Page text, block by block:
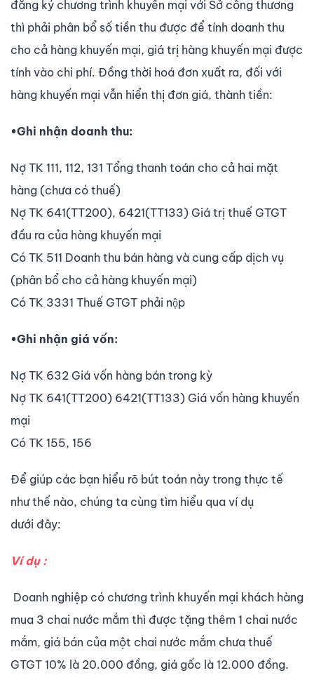
đăng ký chương trình khuyến mại với Sở công thương
thì phải phân bổ số tiền thu được để tính doanh thu
cho cả hàng khuyến mại, giá trị hàng khuyến mại được
tính vào chi phí. Đồng thời hoá đơn xuất ra, đối với
hàng khuyến mại vẫn hiển thị đơn giá, thành tiền:
•Ghi nhận doanh thu:
Nợ TK 111, 112, 131 Tổng thanh toán cho cả hai mặt
hàng (chưa có thuế)
Nợ TK 641(TT200), 6421(TT133) Giá trị thuế GTGT
đầu ra của hàng khuyến mại
Có TK 511 Doanh thu bán hàng và cung cấp dịch vụ
(phân bổ cho cả hàng khuyến mại)
Có TK 3331 Thuế GTGT phải nộp
•Ghi nhận giá vốn:
Nợ TK 632 Giá vốn hàng bán trong kỳ
Nợ TK 641(TT200) 6421(TT133) Giá vốn hàng khuyến
mại
Có TK 155, 156
Để giúp các bạn hiểu rõ bút toán này trong thực tế
như thế nào, chúng ta cùng tìm hiểu qua ví dụ
dưới đây:
Ví dụ :
Doanh nghiệp có chương trình khuyến mại khách hàng
mua 3 chai nước mắm thì được tặng thêm 1 chai nước
mắm, giá bán của một chai nước mắm chưa thuế
GTGT 10% là 20.000 đồng, giá gốc là 12.000 đồng.